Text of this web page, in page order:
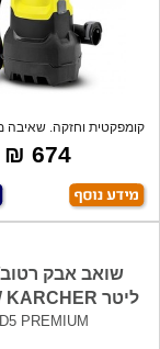
ליטר ב
674 ₪
ליטר 1100W KARCHER
PREMIUM